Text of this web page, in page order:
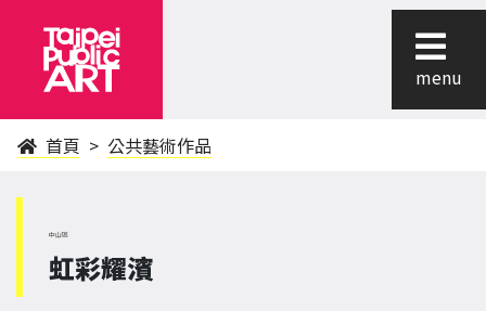
menu
首頁 公共藝術作品
中山區
虹彩耀濱